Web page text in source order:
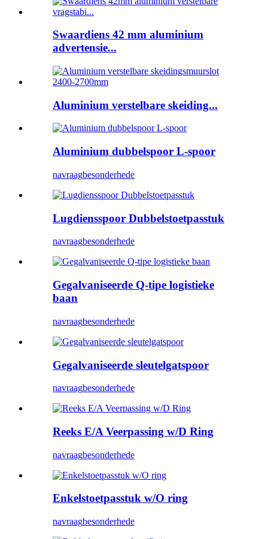
Swaardiens 42 mm aluminium
advertensie...
Aluminium verstelbare skeiding...
Aluminium dubbelspoor L-spoor
navraagbesonderhede
Lugdiensspoor Dubbelstoetpasstuk
navraagbesonderhede
Gegalvaniseerde Q-tipe logistieke
baan
navraagbesonderhede
Gegalvaniseerde sleutelgatspoor
navraagbesonderhede
Reeks E/A Veerpassing w/D Ring
navraagbesonderhede
Enkelstoetpasstuk w/O ring
navraagbesonderhede